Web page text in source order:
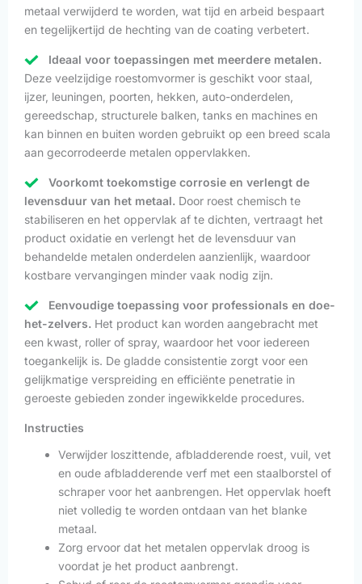
metaal verwijderd te worden, wat tijd en arbeid bespaart
en tegelijkertijd de hechting van de coating verbetert.
Ideaal voor toepassingen met meerdere metalen.
Deze veelzijdige roestomvormer is geschikt voor staal,
ijzer, leuningen, poorten, hekken, auto-onderdelen,
gereedschap, structurele balken, tanks en machines en
kan binnen en buiten worden gebruikt op een breed scala
aan gecorrodeerde metalen oppervlakken.
Voorkomt toekomstige corrosie en verlengt de
levensduur van het metaal. Door roest chemisch te
stabiliseren en het oppervlak af te dichten, vertraagt het
product oxidatie en verlengt het de levensduur van
behandelde metalen onderdelen aanzienlijk, waardoor
kostbare vervangingen minder vaak nodig zijn.
Eenvoudige toepassing voor professionals en doe-
het-zelvers. Het product kan worden aangebracht met
een kwast, roller of spray, waardoor het voor iedereen
toegankelijk is. De gladde consistentie zorgt voor een
gelijkmatige verspreiding en efficiënte penetratie in
geroeste gebieden zonder ingewikkelde procedures.
Instructies
Verwijder loszittende, afbladderende roest, vuil, vet
en oude afbladderende verf met een staalborstel of
schraper voor het aanbrengen. Het oppervlak hoeft
niet volledig te worden ontdaan van het blanke
metaal.
Zorg ervoor dat het metalen oppervlak droog is
voordat je het product aanbrengt.